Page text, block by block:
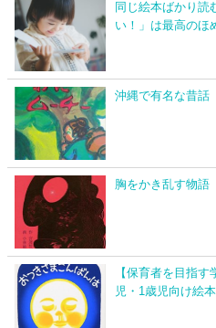
同じ絵本ばかり
い！」は最高のほ
沖縄で有名な昔話
胸をかき乱す物
【保育者を目指
児・1歳児向け絵本